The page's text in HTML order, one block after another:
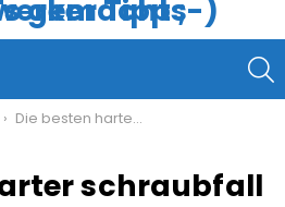
Die besten harter schraubfall kaufen
schraubfall